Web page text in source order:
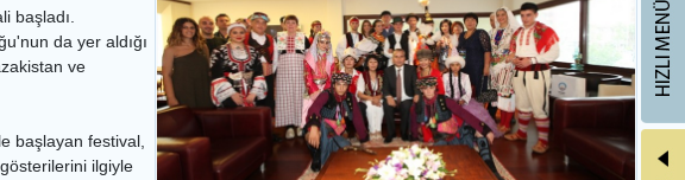
başladı.
da yer aldığı
ve
başlayan festival,
ilgiyle